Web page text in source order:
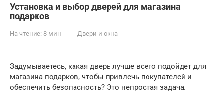
Установка и выбор дверей для магазина
подарков
На чтение: 8 мин Двери и окна
Задумываетесь, какая дверь лучше всего подойдет для
магазина подарков, чтобы привлечь покупателей и
обеспечить безопасность? Это непростая задача.